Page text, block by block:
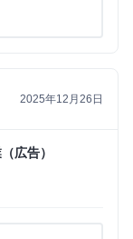
2025年12月26日
広告）